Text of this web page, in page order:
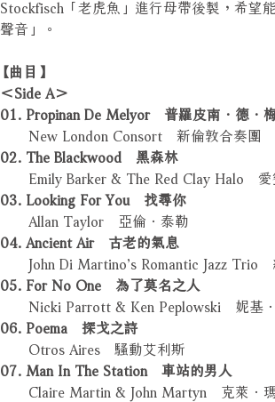
Stockfisch「老虎魚」進行母帶後製，希望
聲音」。
【曲目】
＜Side A＞
01. Propinan De Melyor 普羅皮南．德．
New London Consort 新倫敦合奏團
02. The Blackwood 黑森林
Emily Barker & The Red Clay Halo 愛
03. Looking For You 找尋你
Allan Taylor 亞倫．泰勒
04. Ancient Air 古老的氣息
John Di Martino’s Romantic Jazz Trio
05. For No One 為了莫名之人
Nicki Parrott & Ken Peplowski 妮基．
06. Poema 探戈之詩
Otros Aires 騷動艾利斯
07. Man In The Station 車站的男人
Claire Martin & John Martyn 克萊．瑪